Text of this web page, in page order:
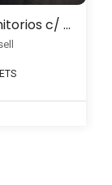
Casa / Chalet en venta de 3 dormitorios c/ piscina y cochera en Zona Norte